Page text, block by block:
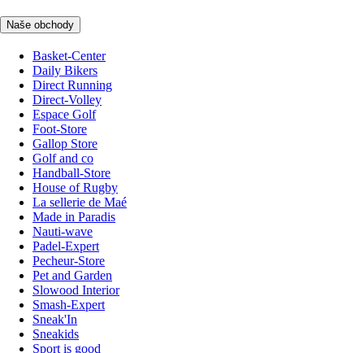
Naše obchody
Basket-Center
Daily Bikers
Direct Running
Direct-Volley
Espace Golf
Foot-Store
Gallop Store
Golf and co
Handball-Store
House of Rugby
La sellerie de Maé
Made in Paradis
Nauti-wave
Padel-Expert
Pecheur-Store
Pet and Garden
Slowood Interior
Smash-Expert
Sneak'In
Sneakids
Sport is good